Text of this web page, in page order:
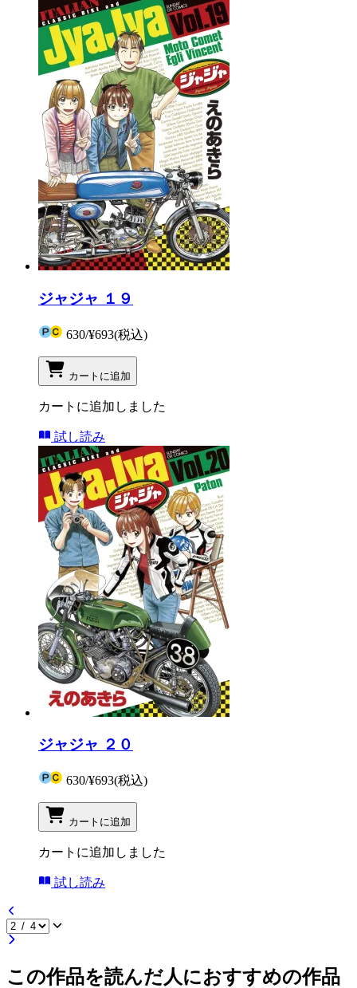
ジャジャ １９
630/¥693(税込)
カートに追加
カートに追加しました
試し読み
ジャジャ ２０
630/¥693(税込)
カートに追加
カートに追加しました
試し読み
この作品を読んだ人におすすめの作品